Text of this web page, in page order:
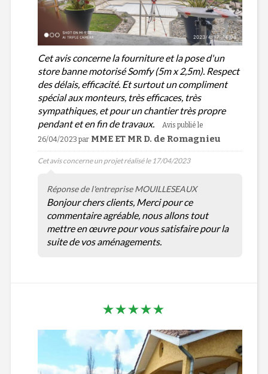
Cet avis concerne la fourniture et la pose d'un
store banne motorisé Somfy (5m x 2,5m). Respect
des délais, efficacité. Et surtout un compliment
spécial aux monteurs, très efficaces, très
sympathiques, et pour un chantier très propre
pendant et en fin de travaux.
Avis publié le
26/04/2023 par MME ET MR D. de Romagnieu
Cet avis concerne un projet réalisé le 17/04/2023
Réponse de l'entreprise MOUILLESEAUX
Bonjour chers clients, Merci pour ce
commentaire agréable, nous allons tout
mettre en œuvre pour vous satisfaire pour la
suite de vos aménagements.